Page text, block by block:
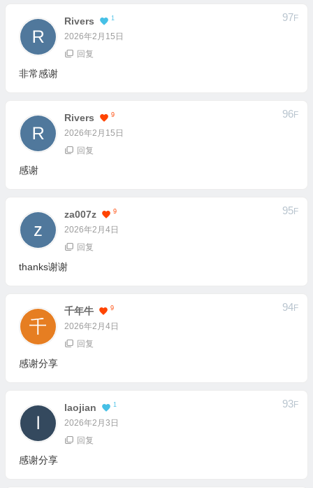
Rivers 1
2026年2月15日
97F
回复
非常感谢
Rivers 9
2026年2月15日
96F
回复
感谢
Za007z 9
2026年2月4日
95F
回复
thanks谢谢
千年牛 9
2026年2月4日
94F
回复
感谢分享
Laojian 1
2026年2月3日
93F
回复
感谢分享